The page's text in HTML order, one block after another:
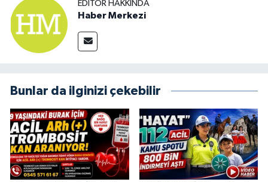
EDITÖR HAKKINDA
Haber Merkezi
Bunlar da ilginizi çekebilir